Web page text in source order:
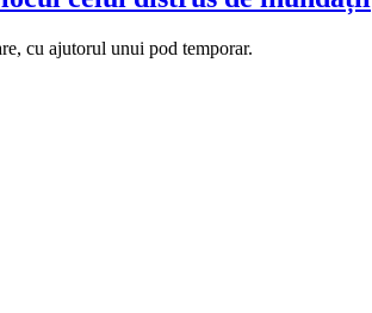
cu ajutorul unui pod temporar.